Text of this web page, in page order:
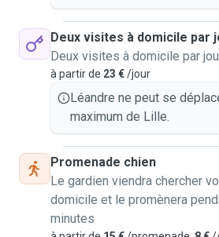
Deux visites à domicile par
Deux visites à domicile par
à partir de 23 €/jour
Léandre ne peut se
maximum de Lille.
Promenade chien
Le gardien viendra chercher
domicile et le promènera
minutes